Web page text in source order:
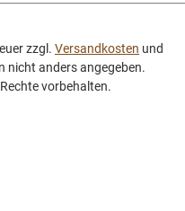
zzgl. Versandkosten und
nicht anders angegeben.
vorbehalten.